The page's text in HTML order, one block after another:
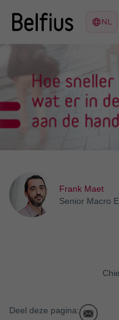
Frank Maet
Senior Macro
Deel deze pagina: